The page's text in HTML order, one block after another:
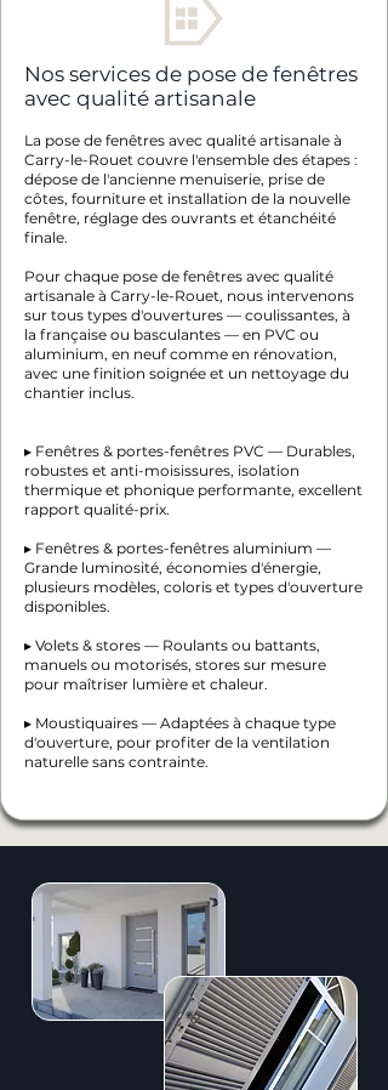
Nos services de pose de fenêtres
avec qualité artisanale
La pose de fenêtres avec qualité artisanale à
Carry-le-Rouet couvre l'ensemble des étapes :
dépose de l'ancienne menuiserie, prise de
côtes, fourniture et installation de la nouvelle
fenêtre, réglage des ouvrants et étanchéité
finale.
Pour chaque pose de fenêtres avec qualité
artisanale à Carry-le-Rouet, nous intervenons
sur tous types d'ouvertures — coulissantes, à
la française ou basculantes — en PVC ou
aluminium, en neuf comme en rénovation,
avec une finition soignée et un nettoyage du
chantier inclus.
▸ Fenêtres & portes-fenêtres PVC — Durables,
robustes et anti-moisissures, isolation
thermique et phonique performante, excellent
rapport qualité-prix.
▸ Fenêtres & portes-fenêtres aluminium —
Grande luminosité, économies d'énergie,
plusieurs modèles, coloris et types d'ouverture
disponibles.
▸ Volets & stores — Roulants ou battants,
manuels ou motorisés, stores sur mesure
pour maîtriser lumière et chaleur.
▸ Moustiquaires — Adaptées à chaque type
d'ouverture, pour profiter de la ventilation
naturelle sans contrainte.